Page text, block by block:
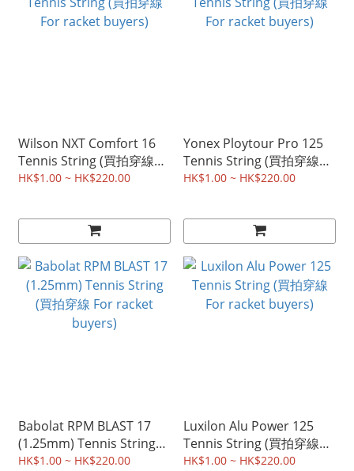
Wilson NXT Comfort 16
Tennis String (買拍穿線
For racket buyers)
HK$1.00 ~ HK$220.00
Yonex Ploytour Pro 125
Tennis String (買拍穿線
For racket buyers)
HK$1.00 ~ HK$220.00
Babolat RPM BLAST 17
(1.25mm) Tennis String
(買拍穿線 For racket
HK$1.00 ~ HK$220.00
Luxilon Alu Power 125
Tennis String (買拍穿線
For racket buyers)
HK$1.00 ~ HK$220.00